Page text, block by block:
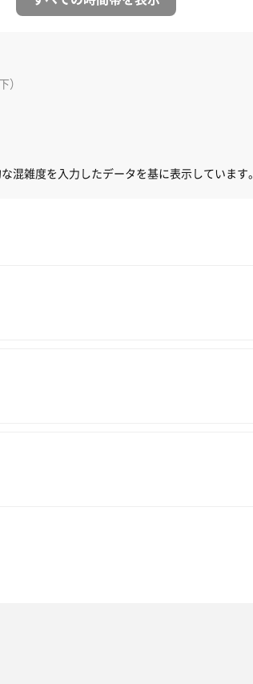
）
雑度を入力したデータを基に表示しています。